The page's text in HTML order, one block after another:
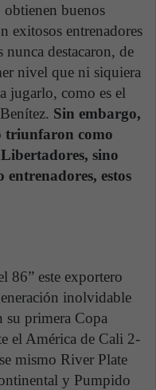
buenos
exitosos entrenadores
destacaron, de
nivel que ni siquiera
jugarlo, como es el
Sin embargo,
triunfaron como
sino
estos
86” este exportero
inolvidable
su primera Copa
el América de Cali 2-
mismo River Plate
y Pumpido